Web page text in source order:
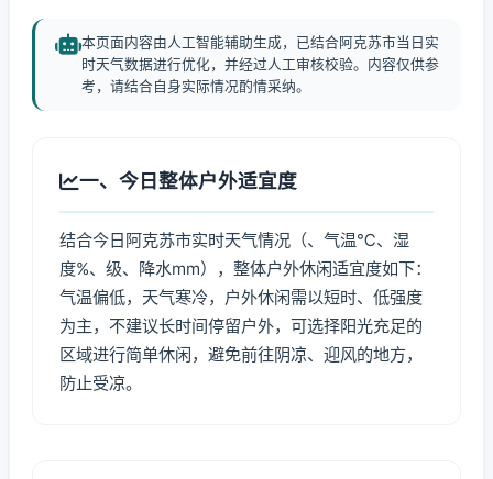
本页面内容由人工智能辅助生成，已结合阿克苏市当日实
时天气数据进行优化，并经过人工审核校验。内容仅供参
考，请结合自身实际情况酌情采纳。
一、今日整体户外适宜度
结合今日阿克苏市实时天气情况（、气温℃、湿
度%、级、降水mm），整体户外休闲适宜度如下：
气温偏低，天气寒冷，户外休闲需以短时、低强度
为主，不建议长时间停留户外，可选择阳光充足的
区域进行简单休闲，避免前往阴凉、迎风的地方，
防止受凉。